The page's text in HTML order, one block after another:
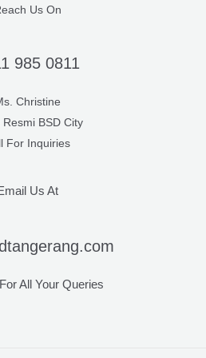
Us On
985 0811
Christine
Resmi BSD City
For Inquiries
Us At
All Your Queries